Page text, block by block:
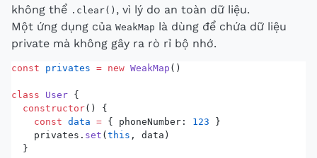
không thể .clear() , vì lý do an toàn dữ liệu.
Một ứng dụng của WeakMap là dùng để chứa dữ liệu
private mà không gây ra rò rỉ bộ nhớ.
const privates = new WeakMap ()
class User {
  constructor
() {
    const
data = { phoneNumber: 123 }
    privates.
set ( this , data)
  }